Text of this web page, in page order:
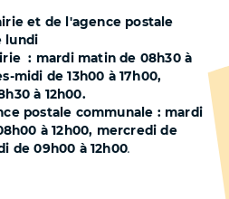
et de l'agence postale
lundi
: mardi matin de 08h30 à
midi de 13h00 à 17h00,
à 12h00.
postale communale : mardi
à 12h00, mercredi de
de 09h00 à 12h00.